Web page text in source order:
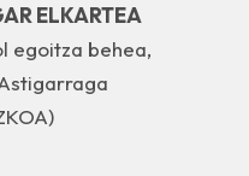
ELKARTEA
egoitza behea,